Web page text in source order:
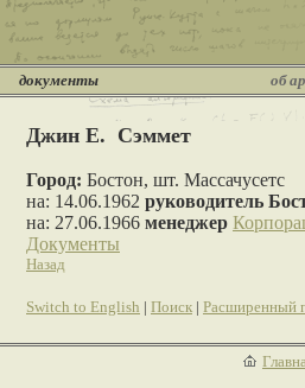
документы об
Джин Е. Сэммет
Город: Бостон, шт. Массачусетс
на: 14.06.1962 руководитель
на: 27.06.1966 менеджер
Документы
Назад
Switch to English | Поиск | Расширенный